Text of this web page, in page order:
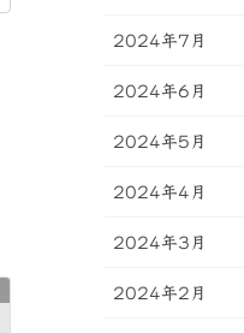
2024年7月
2024年6月
2024年5月
2024年4月
2024年3月
2024年2月